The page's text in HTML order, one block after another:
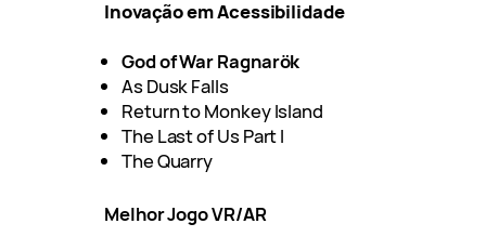
Inovação em Acessibilidade
God of War Ragnarök
As Dusk Falls
Return to Monkey Island
The Last of Us Part I
The Quarry
Melhor Jogo VR/AR